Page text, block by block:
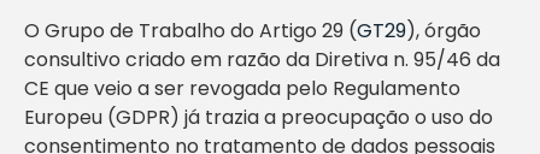
O Grupo de Trabalho do Artigo 29 (GT29), órgão
consultivo criado em razão da Diretiva n. 95/46 da
CE que veio a ser revogada pelo Regulamento
Europeu (GDPR) já trazia a preocupação o uso do
consentimento no tratamento de dados pessoais